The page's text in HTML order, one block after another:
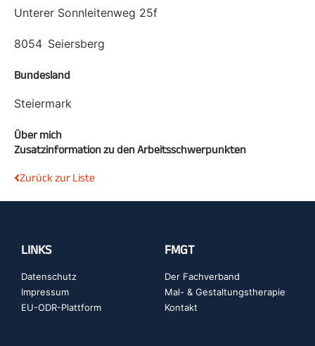
Unterer Sonnleitenweg 25f
8054 Seiersberg
Bundesland
Steiermark
Über mich
Zusatzinformation zu den Arbeitsschwerpunkten
Zurück zur Liste
LINKS
Datenschutz
Impressum
EU-ODR-Plattform
FMGT
Der Fachverband
Mal- & Gestaltungstherapie
Kontakt